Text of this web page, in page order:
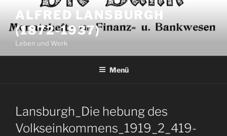
Inhalt
springen
ALFRED LANSBURGH
(1872-1937)
Leben und Werk
Menü
Lansburgh_Die hebung des
Volkseinkommens_1919_2_419-